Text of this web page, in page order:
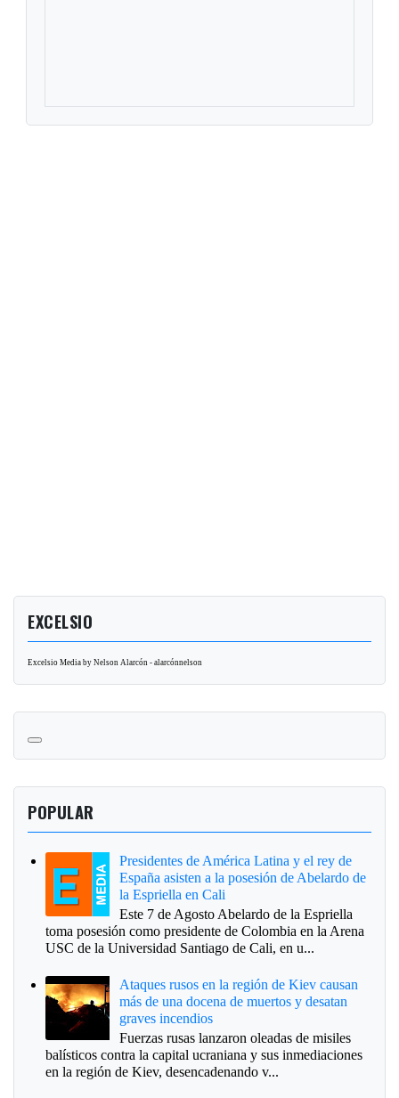
EXCELSIO
Excelsio Media by Nelson Alarcón - alarcónnelson
POPULAR
Presidentes de América Latina y el rey de
España asisten a la posesión de Abelardo de
la Espriella en Cali
Este 7 de Agosto Abelardo de la Espriella
toma posesión como presidente de Colombia en la Arena
USC de la Universidad Santiago de Cali, en u...
Ataques rusos en la región de Kiev causan
más de una docena de muertos y desatan
graves incendios
Fuerzas rusas lanzaron oleadas de misiles
balísticos contra la capital ucraniana y sus inmediaciones
en la región de Kiev, desencadenando v...